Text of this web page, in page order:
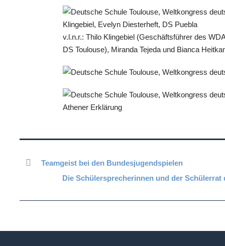
v.l.n.r.: Thilo Klingebiel (Geschäftsführer des
DS Toulouse), Miranda Tejeda und Bianca
Teamgeist bei den Bundesjugendspielen
Die Schülersprecherinnen und der